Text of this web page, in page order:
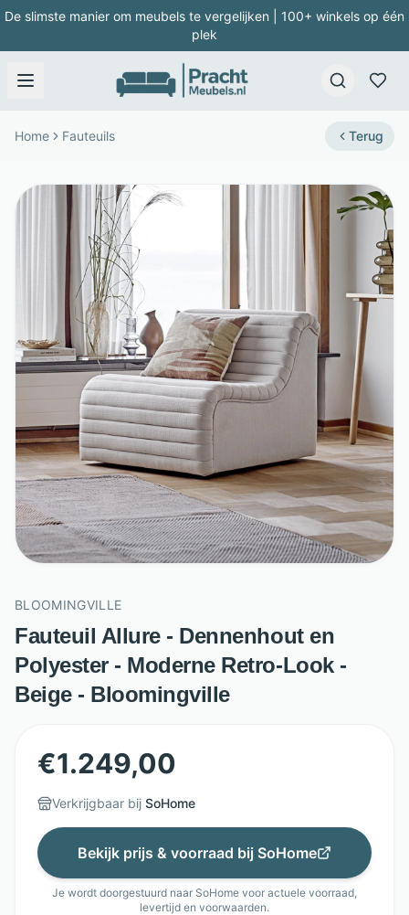
De slimste manier om meubels te vergelijken | 100+ winkels op één
plek
Home Fauteuils Terug
BLOOMINGVILLE
Fauteuil Allure - Dennenhout en
Polyester - Moderne Retro-Look -
Beige - Bloomingville
€1.249,00
Verkrijgbaar bij SoHome
Bekijk prijs & voorraad bij SoHome
Je wordt doorgestuurd naar SoHome voor actuele voorraad,
levertijd en voorwaarden.